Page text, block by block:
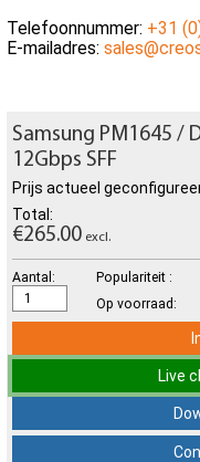
Telefoonnummer: +31
E-mailadres:
Samsung PM1645 /
12Gbps SFF
Prijs actueel
Total:
€265.00 excl.
Aantal:
Populariteit :
Op voorraad:
Live